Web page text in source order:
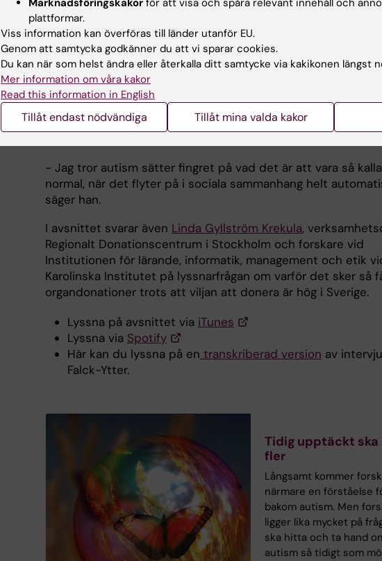
annorlunda.
- Det handlar alltså inte om hur de agerar socialt. Det är
att vi ser dessa skillnader så tidigt långt innan vi ser några
beteendesymtom, säger Terje Falck-Ytter.
I avsnitt 106 av KI:s podcast Medicinvetarna berättar han
forskning, svarar på lyssnarfrågor, och funderar över varför
- Jag tror autism sätter fingret på vad det är att vara så
normal, när det flyter på i sociala sammanhang helt
säger han.
I avsnittet svarar även Linda Gyllström Krekula,
Regionalt Donationscentrum i Stockholm och forskare vid
Institutionen för lärande, informatik, management och etik
Karolinska Institutet på lyssnarfrågan om varför det sker så
organdonationer trots att viljan att donera är hög i Sverige.
Lyssna på avsnittet via iTunes
Lyssna via Spotify
Här kan du lyssna på en transkriberad version av
Falck-Ytter.
Tidig upptäckt ska
fler
Långsamt kommer
närmare en förståelse
bakom autism. Men
ligger lika mycket på
ska hitta och ta hand
autism så tidigt som
plattformar.
Viss information kan överföras till länder utanför EU.
Genom att samtycka godkänner du att vi sparar cookies.
Du kan när som helst ändra eller återkalla ditt samtycke via kakikonen längst
Mer information om våra kakor
Read this information in English
Tillåt endast nödvändiga Tillåt mina valda kakor